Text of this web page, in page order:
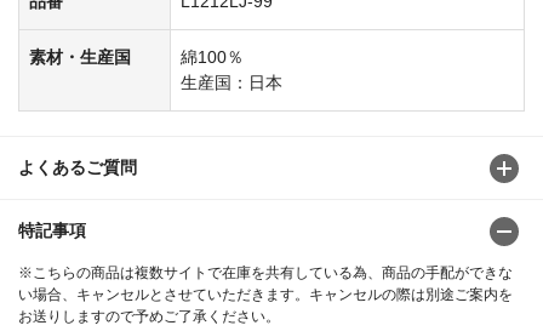
素材・生産国
綿100％
生産国：日本
よくあるご質問
特記事項
※こちらの商品は複数サイトで在庫を共有している為、商品の手配ができな
い場合、キャンセルとさせていただきます。キャンセルの際は別途ご案内を
お送りしますので予めご了承ください。